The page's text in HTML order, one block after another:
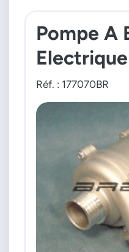
Pompe A
Electrique
Réf. : 177070BR